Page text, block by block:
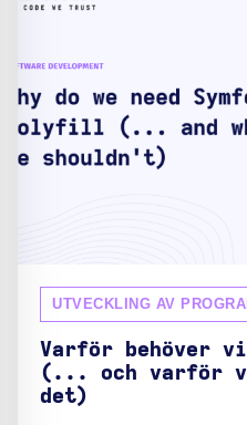
UTVECKLING AV
Varför behöver
(... och varför
det)